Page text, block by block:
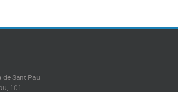
de Sant Pau
101